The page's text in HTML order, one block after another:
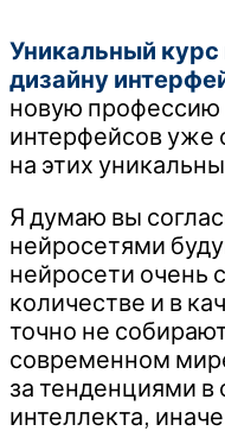
Уникальный курс
дизайну
новую профессию
интерфейсов уже
на этих
Я думаю вы
нейросетями
нейросети очень
количестве и в
точно не
современном
за тенденциями в
интеллекта,